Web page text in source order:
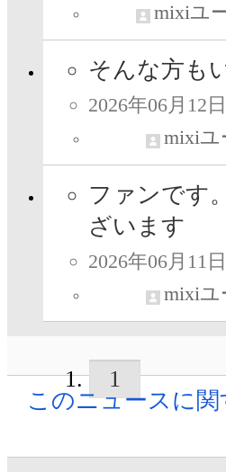
mixiユ
そんな方も
2026年06月12
mixiユ
ファンです
ざいます
2026年06月11
mixiユ
1
このニュースに